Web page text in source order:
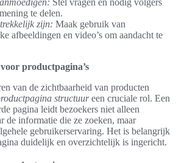
Stel vragen en nodig volgers
te delen.
zijn: Maak gebruik van
afbeeldingen en video’s om aandacht te
productpagina’s
van de zichtbaarheid van producten
structuureen cruciale rol. Een
pagina leidt bezoekers niet alleen
de informatie die ze zoeken, maar
gebruikerservaring. Het is belangrijk
duidelijk en overzichtelijk is ingericht.